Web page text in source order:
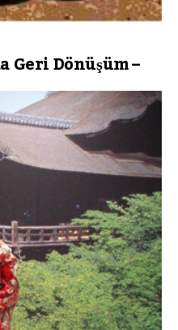
Geri Dönüşüm –